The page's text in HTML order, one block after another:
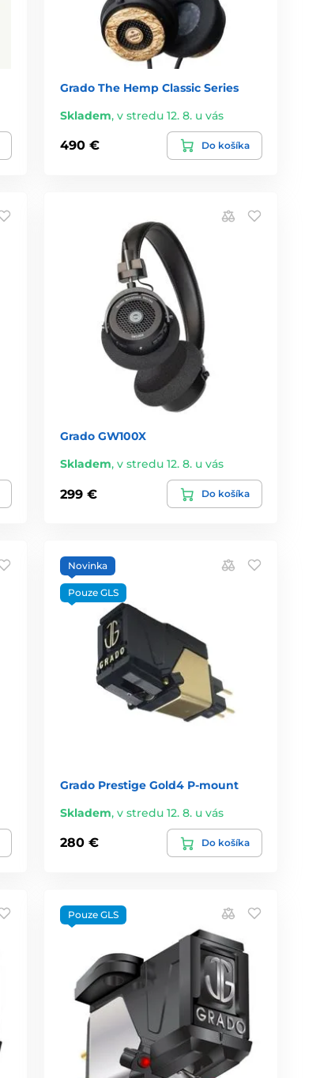
Grado The Hemp Classic Series
Skladem,v stredu 12. 8. u vás
490 € Do košíka
Grado GW100X
Skladem,v stredu 12. 8. u vás
299 € Do košíka
Novinka
Pouze GLS
Grado Prestige Gold4 P-mount
Skladem,v stredu 12. 8. u vás
280 € Do košíka
Pouze GLS